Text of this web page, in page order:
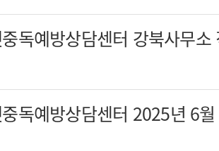
독예방상담센터 강북사무소
독예방상담센터 2025년 6